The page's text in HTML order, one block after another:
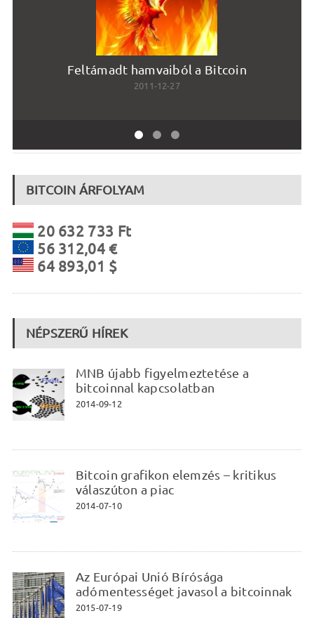
Feltámadt hamvaiból a Bitcoin
2011-12-27
BITCOIN ÁRFOLYAM
20 632 733 Ft
56 312,04 €
64 893,01 $
NÉPSZERŰ HÍREK
MNB újabb figyelmeztetése a
bitcoinnal kapcsolatban
2014-09-12
Bitcoin grafikon elemzés – kritikus
válaszúton a piac
2014-07-10
Az Európai Unió Bírósága
adómentességet javasol a bitcoinnak
2015-07-19